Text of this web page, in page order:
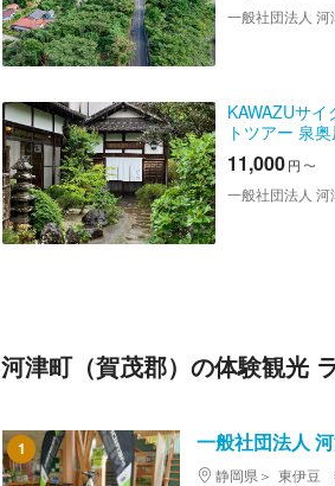
一般社団法人
KAWAZUサ
トツアー 泉
11,000円 〜
一般社団法人
河津町（賀茂郡）の体験観光
1 一般社団法人
静岡県 東伊豆